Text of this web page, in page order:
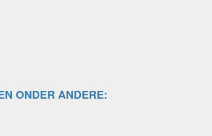
ONDER ANDERE: